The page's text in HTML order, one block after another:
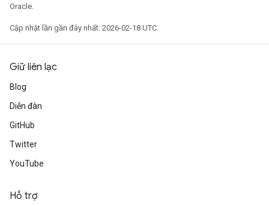
Oracle.
Cập nhật lần gần đây nhất: 2026-02-18 UTC.
Giữ liên lạc
Blog
Diễn đàn
GitHub
Twitter
YouTube
Hỗ trợ